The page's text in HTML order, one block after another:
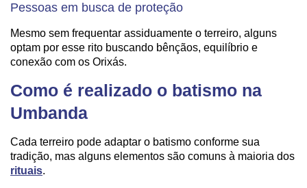
Pessoas em busca de proteção
Mesmo sem frequentar assiduamente o terreiro, alguns
optam por esse rito buscando bênçãos, equilíbrio e
conexão com os Orixás.
Como é realizado o batismo na
Umbanda
Cada terreiro pode adaptar o batismo conforme sua
tradição, mas alguns elementos são comuns à maioria dos
rituais.